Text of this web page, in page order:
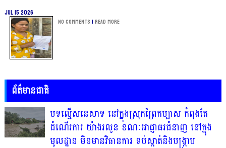
Jul 15 2026
No Comments | Read more
ព័ត៌មានជាតិ
បទល្មើសនេសាទ នៅក្នុងស្រុកព្រៃកប្បាស កំពុងតែ
ដំណើរការ យ៉ាងរលូន ខណៈអាជ្ញាធរជំនាញ នៅក្នុង
មូលដ្ឋាន មិនមានវិធានការ ទប់ស្កាត់និងបង្ក្រាប